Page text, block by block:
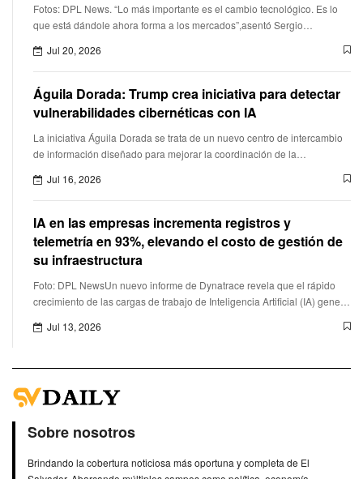
Fotos: DPL News. “Lo más importante es el cambio tecnológico. Es lo
que está dándole ahora forma a los mercados”,asentó Sergio
Jul 20, 2026
Águila Dorada: Trump crea iniciativa para detectar
vulnerabilidades cibernéticas con IA
La iniciativa Águila Dorada se trata de un nuevo centro de intercambio
de información diseñado para mejorar la coordinación de la
Jul 16, 2026
IA en las empresas incrementa registros y
telemetría en 93%, elevando el costo de gestión de
su infraestructura
Foto: DPL NewsUn nuevo informe de Dynatrace revela que el rápido
crecimiento de las cargas de trabajo de Inteligencia Artificial (IA) genera
Jul 13, 2026
Sobre nosotros
Brindando la cobertura noticiosa más oportuna y completa de El